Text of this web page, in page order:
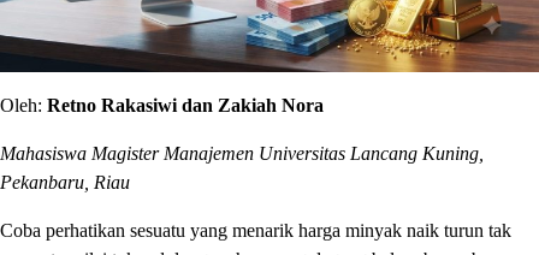
Oleh: Retno Rakasiwi dan Zakiah Nora
Mahasiswa Magister Manajemen Universitas Lancang Kuning,
Pekanbaru, Riau
Coba perhatikan sesuatu yang menarik harga minyak naik turun tak